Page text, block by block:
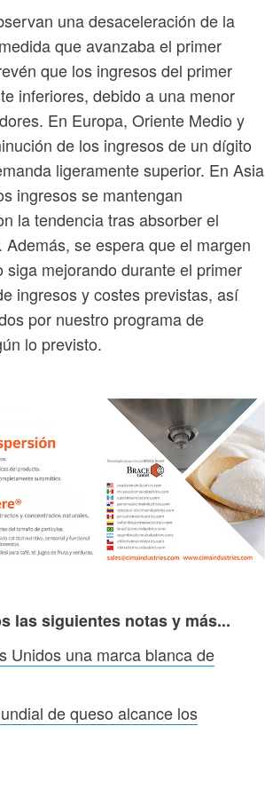
una desaceleración de la
que avanzaba el primer
que los ingresos del primer
inferiores, debido a una menor
En Europa, Oriente Medio y
de los ingresos de un dígito
ligeramente superior. En Asia
ingresos se mantengan
la tendencia tras absorber el
se espera que el margen
mejorando durante el primer
ingresos y costes previstas, así
por nuestro programa de
lo previsto.
las siguientes notas y más...
Unidos una marca blanca de
de queso alcance los